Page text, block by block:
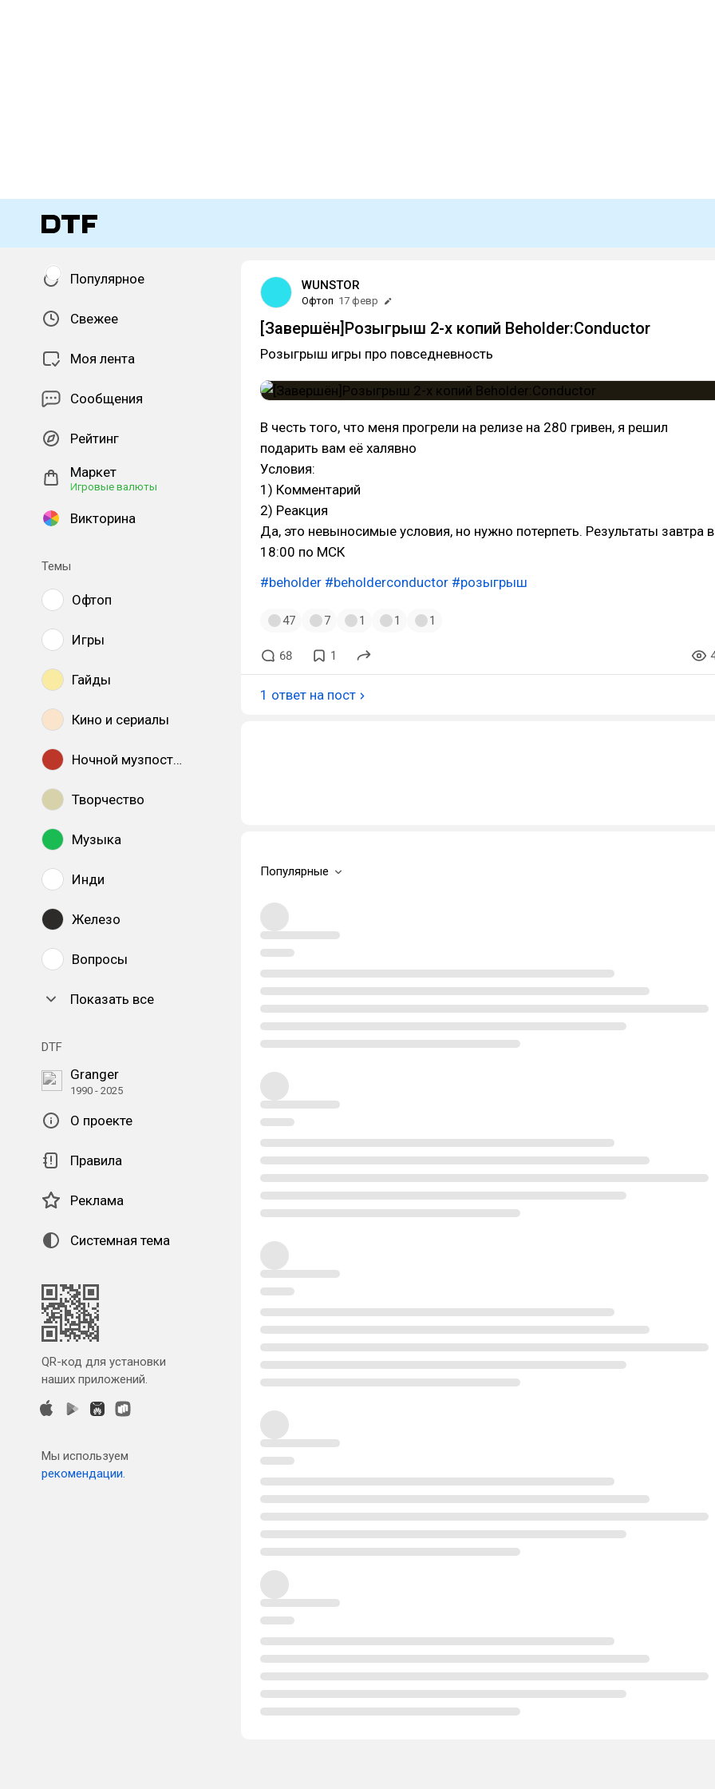
Популярное
Свежее
Моя лента
Сообщения
Рейтинг
Маркет
Игровые валюты
Викторина
Темы
Офтоп
Игры
Гайды
Кино и сериалы
Ночной музпостинг
Творчество
Музыка
Инди
Железо
Вопросы
Показать все
DTF
Granger
1990 - 2025
О проекте
Правила
Реклама
Системная тема
QR-код для установки
наших приложений.
Мы используем
рекомендации.
WUNSTOR
Офтоп 17 февр
[Завершён]Розыгрыш 2-х копий Beholder:Conductor
Розыгрыш игры про повседневность
В честь того, что меня прогрели на релизе на 280 гривен, я решил
подарить вам её халявно
Условия:
1) Комментарий
2) Реакция
Да, это невыносимые условия, но нужно потерпеть. Результаты завтра в
18:00 по МСК
#beholder #beholderconductor #розыгрыш
47 7 1 1 1
68 1
1 ответ на пост
Популярные